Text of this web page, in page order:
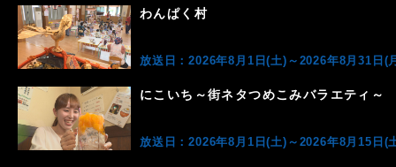
わんぱく村
放送日：2026年8月1日(土)～2026年8月31日(
にこいち～街ネタつめこみバラエティ～
放送日：2026年8月1日(土)～2026年8月15日(